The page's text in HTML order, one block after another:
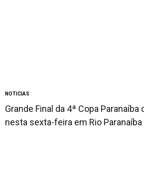
NOTICIAS
Grande Final da 4ª Copa
nesta sexta-feira em Rio Paranaíba